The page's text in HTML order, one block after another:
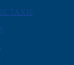
TAXIS